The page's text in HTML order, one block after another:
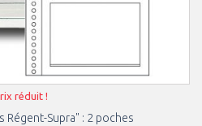
réduit !
Régent-Supra" : 2 poches